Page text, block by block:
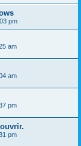
pm
am
am
pm
pm